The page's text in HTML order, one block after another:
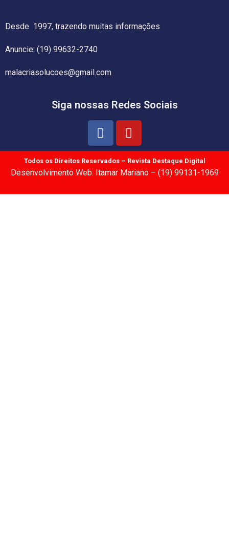
Desde 1997, trazendo muitas informações
Anuncie: (19) 99632-2740
malacriasolucoes@gmail.com
Siga nossas Redes Sociais
Todos os Direitos Reservados – Revista Destaque Digital
Desenvolvimento Web: Itamar Mariano – (19) 99131-1969